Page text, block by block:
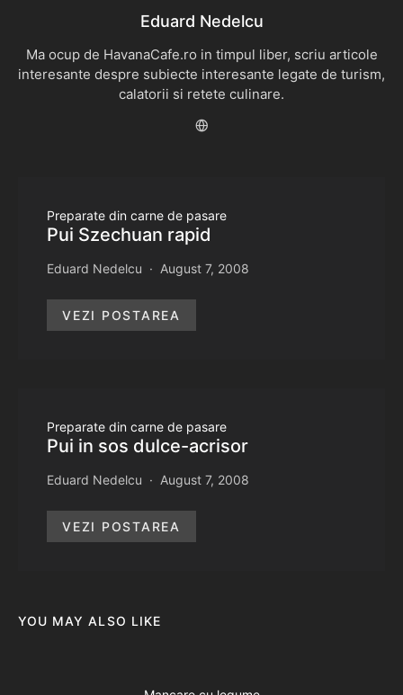
Eduard Nedelcu
Ma ocup de HavanaCafe.ro in timpul liber, scriu articole
interesante despre subiecte interesante legate de turism,
calatorii si retete culinare.
Preparate din carne de pasare
Pui Szechuan rapid
Eduard Nedelcu August 7, 2008
VEZI POSTAREA
Preparate din carne de pasare
Pui in sos dulce-acrisor
Eduard Nedelcu August 7, 2008
VEZI POSTAREA
YOU MAY ALSO LIKE